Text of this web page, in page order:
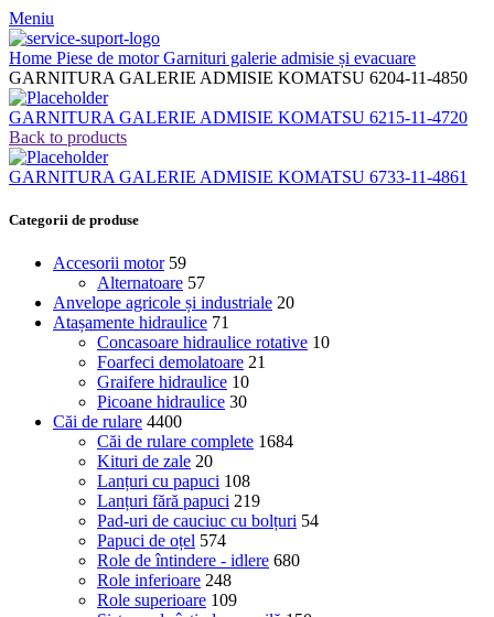
Meniu
Home Piese de motorGarnituri galerie admisie și evacuare
GARNITURA GALERIE ADMISIE KOMATSU 6204-11-4850
GARNITURA GALERIE ADMISIE KOMATSU 6215-11-4720
Back to products
GARNITURA GALERIE ADMISIE KOMATSU 6733-11-4861
Categorii de produse
Accesorii motor 59
Alternatoare 57
Anvelope agricole și industriale 20
Atașamente hidraulice 71
Concasoare hidraulice rotative 10
Foarfeci demolatoare 21
Graifere hidraulice 10
Picoane hidraulice 30
Căi de rulare 4400
Căi de rulare complete 1684
Kituri de zale 20
Lanțuri cu papuci 108
Lanțuri fără papuci 219
Pad-uri de cauciuc cu bolțuri 54
Papuci de oțel 574
Role de întindere - idlere 680
Role inferioare 248
Role superioare 109